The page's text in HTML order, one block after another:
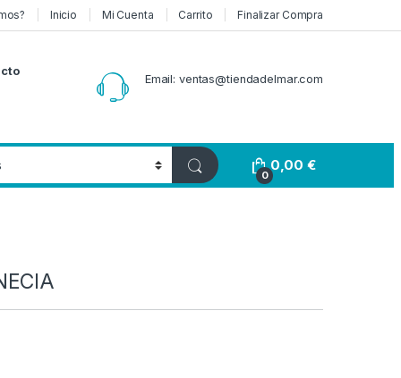
Inicio Mi Cuenta Carrito Finalizar Compra
Email: ventas@tiendadelmar.com
0
0,00€
de precios: desde